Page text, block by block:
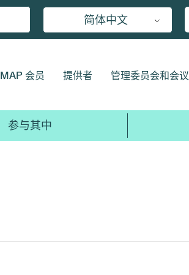
简体中文
MAP 会员 提供者 管理委员会和会议
参与其中